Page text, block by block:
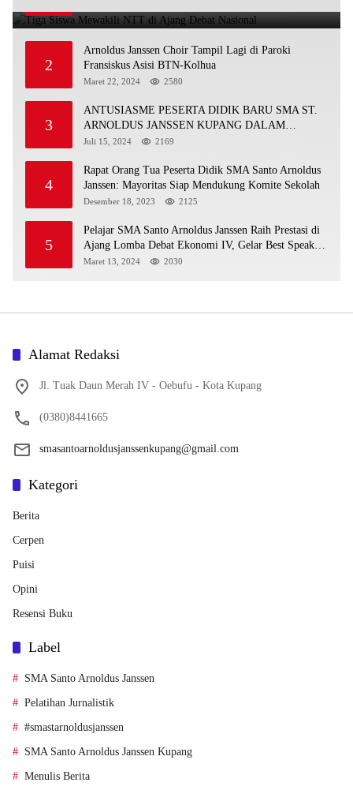
2
Arnoldus Janssen Choir Tampil Lagi di Paroki
Fransiskus Asisi BTN-Kolhua
Maret 22, 2024 2580
3
ANTUSIASME PESERTA DIDIK BARU SMA ST.
ARNOLDUS JANSSEN KUPANG DALAM
MENGIKUTI MPLS HARI PERTAMA
Juli 15, 2024 2169
4
Rapat Orang Tua Peserta Didik SMA Santo Arnoldus
Janssen: Mayoritas Siap Mendukung Komite Sekolah
Desember 18, 2023 2125
5
Pelajar SMA Santo Arnoldus Janssen Raih Prestasi di
Ajang Lomba Debat Ekonomi IV, Gelar Best Speaker
Diraih Viantri Azi
Maret 13, 2024 2030
Alamat Redaksi
Jl. Tuak Daun Merah IV - Oebufu - Kota Kupang
(0380)8441665
smasantoarnoldusjanssenkupang@gmail.com
Kategori
Berita
Cerpen
Puisi
Opini
Resensi Buku
Label
SMA Santo Arnoldus Janssen
Pelatihan Jurnalistik
#smastarnoldusjanssen
SMA Santo Arnoldus Janssen Kupang
Menulis Berita